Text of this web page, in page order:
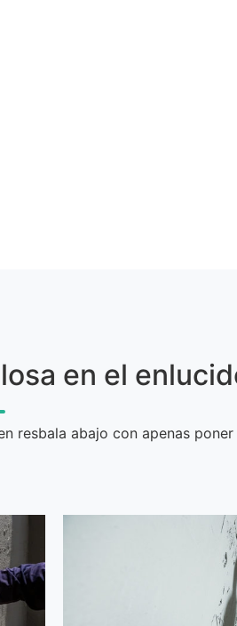
en el
resbala abajo con apenas